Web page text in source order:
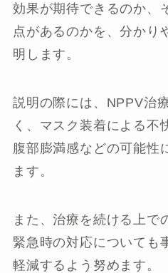
効果が期待できるのか、
点があるのかを、分かり
明します。
説明の際には、NPPV治
く、マスク装着による不
腹部膨満感などの可能性
ます。
また、治療を続ける上で
緊急時の対応についても
軽減するよう努めます。